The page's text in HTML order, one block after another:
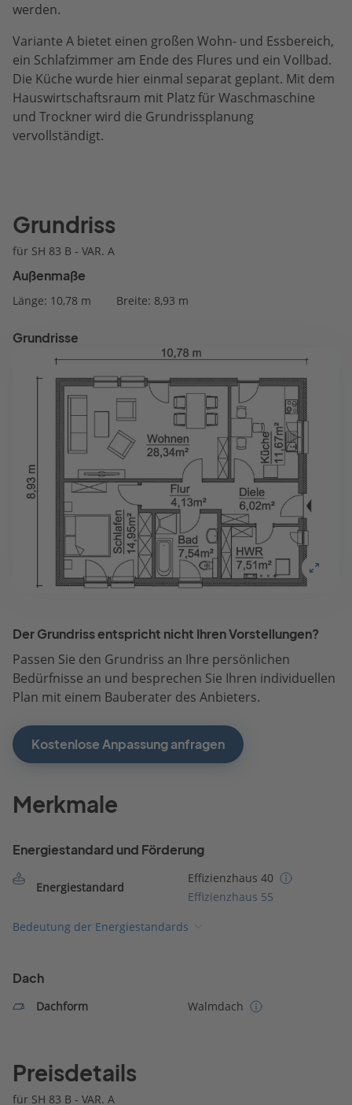
werden.
Variante A bietet einen großen Wohn- und Essbereich,
ein Schlafzimmer am Ende des Flures und ein Vollbad.
Die Küche wurde hier einmal separat geplant. Mit dem
Hauswirtschaftsraum mit Platz für Waschmaschine
und Trockner wird die Grundrissplanung
vervollständigt.
Grundriss
für SH 83 B - VAR. A
Außenmaße
Länge: 10,78 m Breite: 8,93 m
Grundrisse
Der Grundriss entspricht nicht Ihren Vorstellungen?
Passen Sie den Grundriss an Ihre persönlichen
Bedürfnisse an und besprechen Sie Ihren individuellen
Plan mit einem Bauberater des Anbieters.
Kostenlose Anpassung anfragen
Merkmale
Energiestandard und Förderung
Energiestandard
Effizienzhaus 40
Effizienzhaus 55
Bedeutung der Energiestandards
Dach
Dachform Walmdach
Preisdetails
für SH 83 B - VAR. A